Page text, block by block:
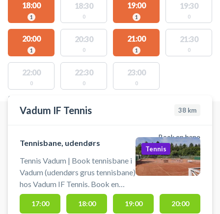
18:00
1
18:30
0
19:00
1
19:30
0
20:00
1
20:30
0
21:00
1
21:30
0
22:00
0
22:30
0
23:00
0
STEDER MED LEDIGE AKTIVITETER
Vadum IF Tennis 38 km
Book en bane
Tennisbane, udendørs
Tennis Vadum | Book tennisbane i
Vadum (udendørs grus tennisbane)
hos Vadum IF Tennis. Book en
tennisbane og spil tennis udendørs
i Vadum på grus. Gratis parkering
Tennis
17:00 18:00 19:00 20:00